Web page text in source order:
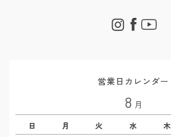
営業日カレンダー
8 月
日 月 火 水 木